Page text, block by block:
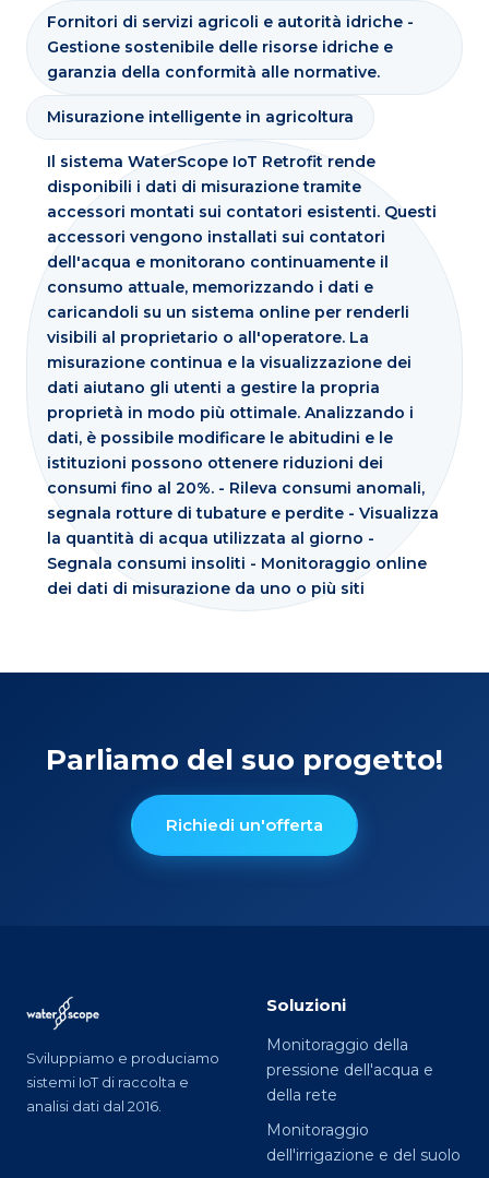
Fornitori di servizi agricoli e autorità idriche -
Gestione sostenibile delle risorse idriche e
garanzia della conformità alle normative.
Misurazione intelligente in agricoltura
Il sistema WaterScope IoT Retrofit rende
disponibili i dati di misurazione tramite
accessori montati sui contatori esistenti. Questi
accessori vengono installati sui contatori
dell'acqua e monitorano continuamente il
consumo attuale, memorizzando i dati e
caricandoli su un sistema online per renderli
visibili al proprietario o all'operatore. La
misurazione continua e la visualizzazione dei
dati aiutano gli utenti a gestire la propria
proprietà in modo più ottimale. Analizzando i
dati, è possibile modificare le abitudini e le
istituzioni possono ottenere riduzioni dei
consumi fino al 20%. - Rileva consumi anomali,
segnala rotture di tubature e perdite - Visualizza
la quantità di acqua utilizzata al giorno -
Segnala consumi insoliti - Monitoraggio online
dei dati di misurazione da uno o più siti
Parliamo del suo progetto!
Richiedi un'offerta
Sviluppiamo e produciamo
sistemi IoT di raccolta e
analisi dati dal 2016.
Soluzioni
Monitoraggio della
pressione dell'acqua e
della rete
Monitoraggio
dell'irrigazione e del suolo